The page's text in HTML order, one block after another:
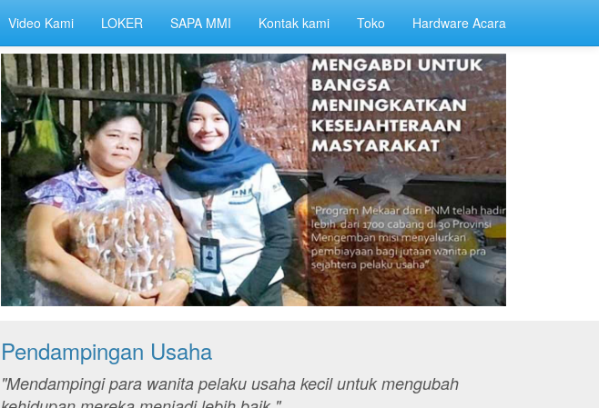
Video Kami LOKER SAPA MMI Kontak kami Toko Hardware Acara
Pendampingan Usaha
"Mendampingi para wanita pelaku usaha kecil untuk mengubah